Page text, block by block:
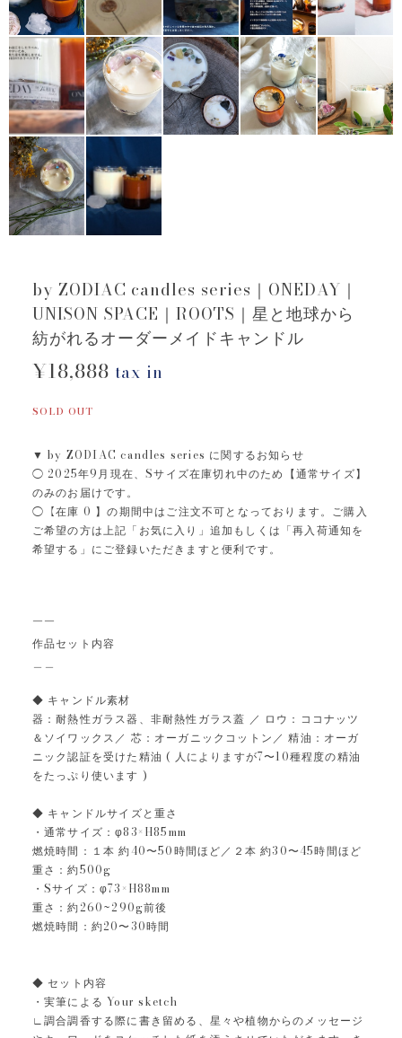
by ZODIAC candles series｜ONEDAY｜
UNISON SPACE｜ROOTS｜星と地球から
紡がれるオーダーメイドキャンドル
¥18,888 tax in
SOLD OUT
▼ by ZODIAC candles series に関するお知らせ
◯ 2025年9月現在、Sサイズ在庫切れ中のため【通常サイズ】
のみのお届けです。
◯【在庫 0 】の期間中はご注文不可となっております。ご購入
ご希望の方は上記「お気に入り」追加もしくは「再入荷通知を
希望する」にご登録いただきますと便利です。
￣￣
作品セット内容
◆ キャンドル素材
器：耐熱性ガラス器、非耐熱性ガラス蓋 ／ ロウ：ココナッツ
＆ソイワックス／ 芯：オーガニックコットン／ 精油：オーガ
ニック認証を受けた精油 ( 人によりますが7〜10種程度の精油
をたっぷり使います )
◆ キャンドルサイズと重さ
・通常サイズ：φ83×H85mm
燃焼時間：１本 約40〜50時間ほど／２本 約30〜45時間ほど
重さ：約500g
・Sサイズ：φ73×H88mm
重さ：約260~290g前後
燃焼時間：約20〜30時間
◆ セット内容
・実筆による Your sketch
∟調合調香する際に書き留める、星々や植物からのメッセージ